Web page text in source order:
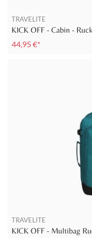
TRAVELITE
KICK OFF - Cabin -
44,95 €*
TRAVELITE
KICK OFF - Multibag